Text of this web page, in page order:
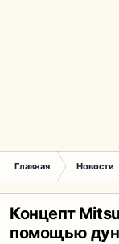
Главная Новости
Концепт
помощью